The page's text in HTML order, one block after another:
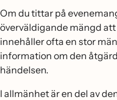
Om du tittar på
överväldigande mängd
innehåller ofta en stor
information om den
händelsen.
I allmänhet är en del av